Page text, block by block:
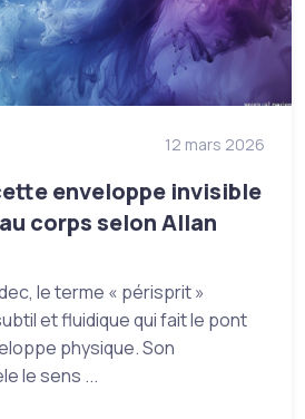
12 mars 2026
enveloppe invisible
corps selon Allan
le terme « périsprit »
et fluidique qui fait le pont
physique. Son
le sens ...